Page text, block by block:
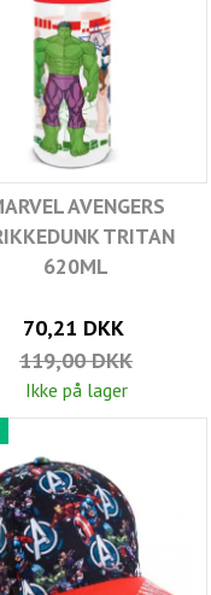
AVENGERS
TRITAN
620ML
70,21 DKK
119,00 DKK
Ikke på lager